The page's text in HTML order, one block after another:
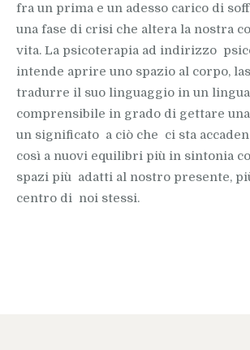
fra un prima e un adesso carico di
una fase di crisi che altera la nostra
vita. La psicoterapia ad indirizzo
intende aprire uno spazio al corpo,
tradurre il suo linguaggio in un
comprensibile in grado di gettare
un significato a ciò che ci sta
così a nuovi equilibri più in sintonia
spazi più adatti al nostro presente,
centro di noi stessi.